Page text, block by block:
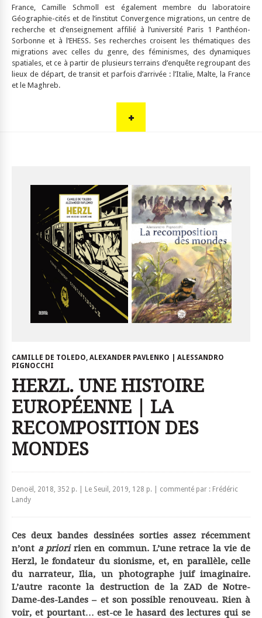
France, Camille Schmoll est également membre du laboratoire
Géographie-cités et de l’institut Convergence migrations, un centre de
recherche et d’enseignement affilié à l’université Paris 1 Panthéon-
Sorbonne et à l’EHESS. Ses recherches croisent les thématiques des
migrations avec celles du genre, des féminismes, des dynamiques
spatiales, et ce à partir de plusieurs terrains d’enquête regroupant des
lieux de départ, de transit et parfois d’arrivée : l’Italie, Malte, la France
et le Maghreb.
CAMILLE DE TOLEDO, ALEXANDER PAVLENKO | ALESSANDRO
PIGNOCCHI
HERZL. UNE HISTOIRE
EUROPÉENNE | LA
RECOMPOSITION DES
MONDES
Denoël, 2018, 352 p. | Le Seuil, 2019, 128 p. | commenté par : Frédéric
Landy
Ces deux bandes dessinées sorties assez récemment
n’ont a prioririen en commun. L’une retrace la vie de
Herzl, le fondateur du sionisme, et, en parallèle, celle
du narrateur, Ilia, un photographe juif imaginaire.
L’autre raconte la destruction de la ZAD de Notre-
Dame-des-Landes – et son possible renouveau. Rien à
voir, et pourtant… est-ce le hasard des lectures qui se